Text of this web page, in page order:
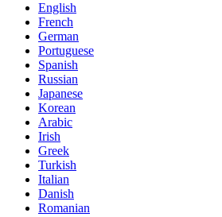
English
French
German
Portuguese
Spanish
Russian
Japanese
Korean
Arabic
Irish
Greek
Turkish
Italian
Danish
Romanian